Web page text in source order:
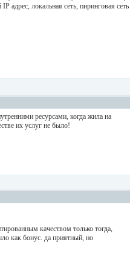
адрес, локальная сеть, пиринговая сеть
ресурсами, когда жила на
их услуг не было!
качеством только тогда,
как бонус. да приятный, но